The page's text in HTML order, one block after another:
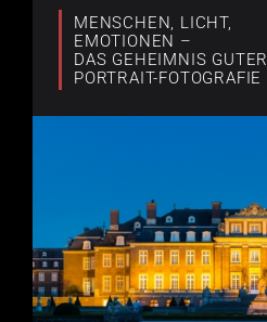
MENSCHEN, LICHT,
EMOTIONEN –
DAS GEHEIMNIS GUTER
PORTRAIT-FOTOGRAFIE